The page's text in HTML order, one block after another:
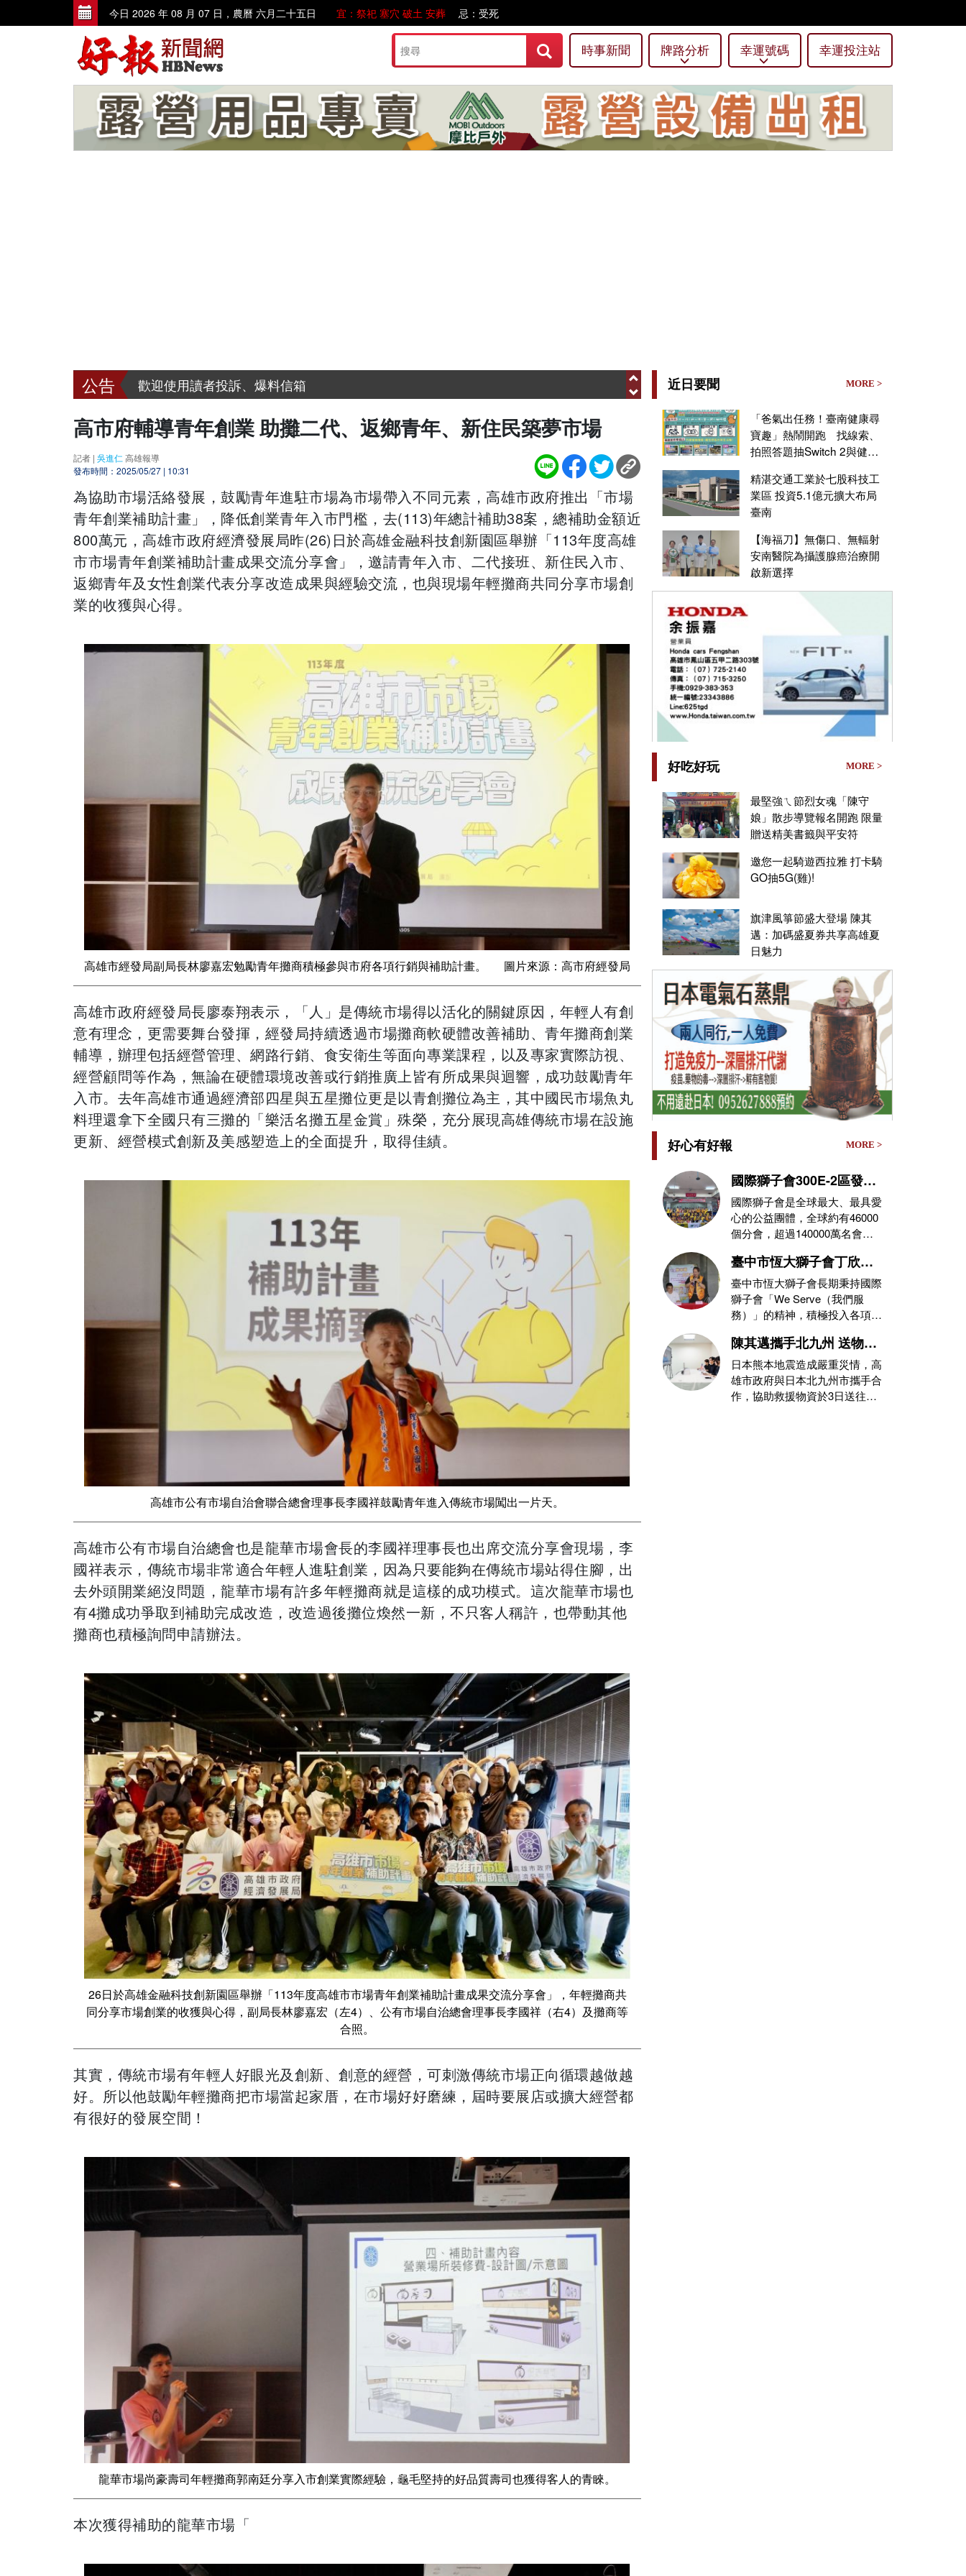
今日 2026 年 08 月 07 日，農曆 六月二十五日 宜：祭祀 塞穴 破土 安葬 忌：受死
時事新聞 牌路分析 幸運號碼 幸運投注站
歡迎使用讀者投訴、爆料信箱
呼叫善心人士~~ 漢明慈善會需要您共同關懷弱勢家庭、送愛到偏鄉
高市府輔導青年創業 助攤二代、返鄉青年、新住民築夢市場
記者 | 吳進仁 高雄報導
發布時間：2025/05/27 | 10:31
為協助市場活絡發展，鼓勵青年進駐市場為市場帶入不同元素，高雄市政府推出「市場
青年創業補助計畫」，降低創業青年入市門檻，去(113)年總計補助38案，總補助金額近
800萬元，高雄市政府經濟發展局昨(26)日於高雄金融科技創新園區舉辦「113年度高雄
市市場青年創業補助計畫成果交流分享會」，邀請青年入市、二代接班、新住民入市、
返鄉青年及女性創業代表分享改造成果與經驗交流，也與現場年輕攤商共同分享市場創
業的收獲與心得。
高雄市經發局副局長林廖嘉宏勉勵青年攤商積極參與市府各項行銷與補助計畫。 圖片來源：高市府經發局
高雄市政府經發局長廖泰翔表示，「人」是傳統市場得以活化的關鍵原因，年輕人有創
意有理念，更需要舞台發揮，經發局持續透過市場攤商軟硬體改善補助、青年攤商創業
輔導，辦理包括經營管理、網路行銷、食安衛生等面向專業課程，以及專家實際訪視、
經營顧問等作為，無論在硬體環境改善或行銷推廣上皆有所成果與迴響，成功鼓勵青年
入市。去年高雄市通過經濟部四星與五星攤位更是以青創攤位為主，其中國民市場魚丸
料理還拿下全國只有三攤的「樂活名攤五星金賞」殊榮，充分展現高雄傳統市場在設施
更新、經營模式創新及美感塑造上的全面提升，取得佳績。
高雄市公有市場自治會聯合總會理事長李國祥鼓勵青年進入傳統市場闖出一片天。
高雄市公有市場自治總會也是龍華市場會長的李國祥理事長也出席交流分享會現場，李
國祥表示，傳統市場非常適合年輕人進駐創業，因為只要能夠在傳統市場站得住腳，出
去外頭開業絕沒問題，龍華市場有許多年輕攤商就是這樣的成功模式。這次龍華市場也
有4攤成功爭取到補助完成改造，改造過後攤位煥然一新，不只客人稱許，也帶動其他
攤商也積極詢問申請辦法。
26日於高雄金融科技創新園區舉辦「113年度高雄市市場青年創業補助計畫成果交流分享會」，年輕攤商共
同分享市場創業的收獲與心得，副局長林廖嘉宏（左4）、公有市場自治總會理事長李國祥（右4）及攤商等
合照。
其實，傳統市場有年輕人好眼光及創新、創意的經營，可刺激傳統市場正向循環越做越
好。所以他鼓勵年輕攤商把市場當起家厝，在市場好好磨練，屆時要展店或擴大經營都
有很好的發展空間！
龍華市場尚豪壽司年輕攤商郭南廷分享入市創業實際經驗，龜毛堅持的好品質壽司也獲得客人的青睞。
本次獲得補助的龍華市場「
近日要聞 MORE >
「爸氣出任務！臺南健康尋
寶趣」熱鬧開跑 找線索、
拍照答題抽Switch 2與健康
精湛交通工業於七股科技工
業區 投資5.1億元擴大布局
臺南
【海福刀】無傷口、無輻射
安南醫院為攝護腺癌治療開
啟新選擇
好吃好玩 MORE >
最堅強ㄟ節烈女魂「陳守
娘」散步導覽報名開跑 限量
贈送精美書籤與平安符
邀您一起騎遊西拉雅 打卡騎
GO抽5G(雞)!
旗津風箏節盛大登場 陳其
邁：加碼盛夏券共享高雄夏
日魅力
好心有好報 MORE >
國際獅子會300E-2區發放
遭0626豪雨侵襲受災戶救
災物資
國際獅子會是全球最大、最具愛
心的公益團體，全球約有46000
個分會，超過140000萬名會員
臺中市恆大獅子會丁欣志
會長攜手消防局推動公
益，玉之緣珠寶力挺防災
教育與熱血捐血守護社會
臺中市恆大獅子會長期秉持國際
獅子會「We Serve（我們服
務）」的精神，積極投入各項公
屆會
陳其邁攜手北九州 送物資
至熊本災區
日本熊本地震造成嚴重災情，高
雄市政府與日本北九州市攜手合
作，協助救援物資於3日送往災